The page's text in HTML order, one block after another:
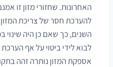
האחרונות. שחזורי מזון זו
להערכת חסר של צריכת
השנים, כך שאם כן היה שינוי
לבוא לידי ביטוי על אף
אספקת המזון נותרה זהה